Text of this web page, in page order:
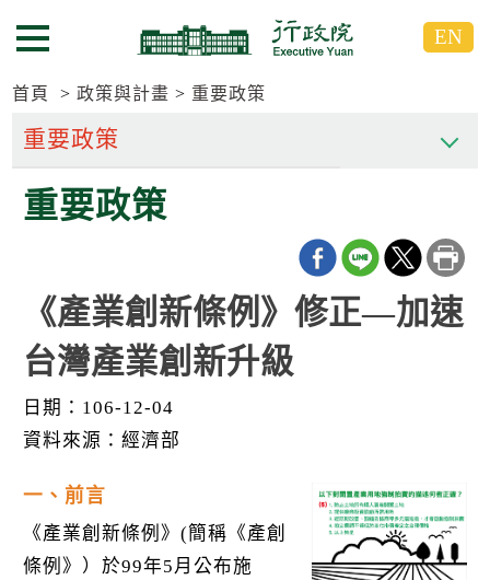
到
要
區
到
要
區
選單按鈕 EN
首頁 政策與計畫 重要政策
重要政策
《產業創新條例》修正—加速
台灣產業創新升級
日期：106-12-04
資料來源：經濟部
一、前言
《產業創新條例》(簡稱《產創
條例》）於99年5月公布施